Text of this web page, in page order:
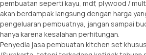
pembuatan seperti kayu, mdf, plywood /
akan berdampak langsung dengan harga
pengeluaran pembuatnya, jangan sampai
hanya karena kesalahan perhitungan.
Penyedia jasa pembuatan kitchen set